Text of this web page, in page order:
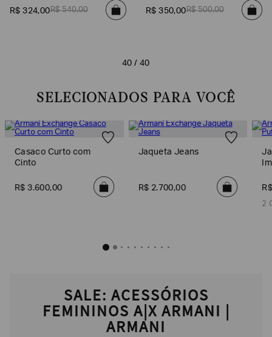
R$ 324,00R$ 540,00 R$ 350,00R$ 500,00
40 / 40
SELECIONADOS PARA VOCÊ
Casaco Curto com
Cinto
R$ 3.600,00
Jaqueta Jeans
R$ 2. 700,00
2
SALE: ACESSÓRIOS
FEMININOS A|X ARMANI |
ARMANI